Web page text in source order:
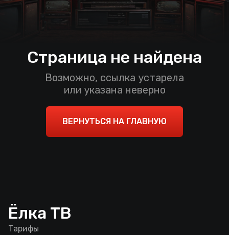
Страница не найдена
Возможно, ссылка устарела
или указана неверно
ВЕРНУТЬСЯ НА ГЛАВНУЮ
Ёлка ТВ
Тарифы